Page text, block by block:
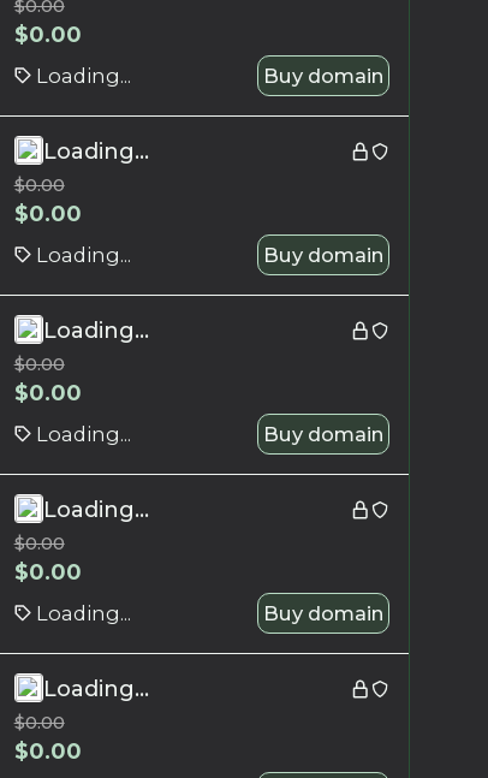
$0.00
$0.00
Loading... Buy domain
Loading...
$0.00
$0.00
Loading... Buy domain
Loading...
$0.00
$0.00
Loading... Buy domain
Loading...
$0.00
$0.00
Loading... Buy domain
Loading...
$0.00
$0.00